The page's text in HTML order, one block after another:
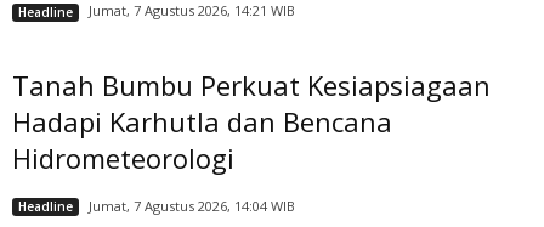
Headline Jumat, 7 Agustus 2026, 14:21 WIB
Tanah Bumbu Perkuat Kesiapsiagaan
Hadapi Karhutla dan Bencana
Hidrometeorologi
Headline Jumat, 7 Agustus 2026, 14:04 WIB